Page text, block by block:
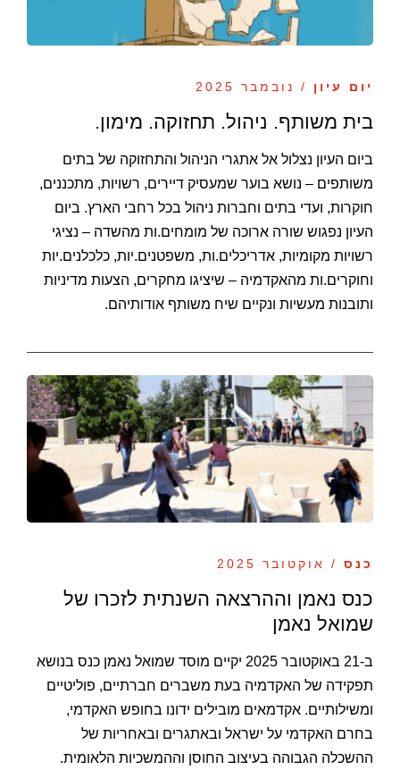
יום עיון / נובמבר 2025
בית משותף. ניהול. תחזוקה. מימון.
ביום העיון נצלול אל אתגרי הניהול והתחזוקה של בתים
משותפים – נושא בוער שמעסיק דיירים, רשויות, מתכננים,
חוקרות, ועדי בתים וחברות ניהול בכל רחבי הארץ. ביום
העיון נפגוש שורה ארוכה של מומחים.ות מהשדה – נציגי
רשויות מקומיות, אדריכלים.ות, משפטנים.יות, כלכלנים.יות
וחוקרים.ות מהאקדמיה – שיציגו מחקרים, הצעות מדיניות
ותובנות מעשיות ונקיים שיח משותף אודותיהם.
כנס / אוקטובר 2025
כנס נאמן וההרצאה השנתית לזכרו של
שמואל נאמן
ב-21 באוקטובר 2025 יקיים מוסד שמואל נאמן כנס בנושא
תפקידה של האקדמיה בעת משברים חברתיים, פוליטיים
ומשילותיים. אקדמאים מובילים ידונו בחופש האקדמי,
בחרם האקדמי על ישראל ובאתגרים ובאחריות של
ההשכלה הגבוהה בעיצוב החוסן וההמשכיות הלאומית.